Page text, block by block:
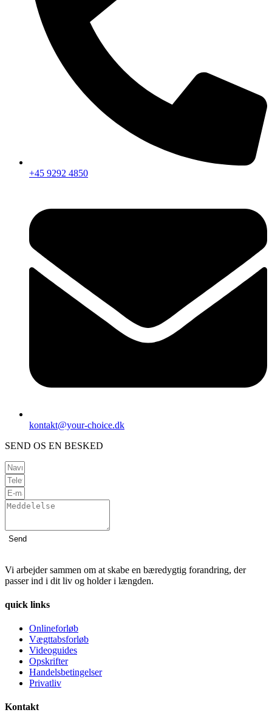
+45 9292 4850
kontakt@your-choice.dk
SEND OS EN BESKED
Send
Vi arbejder sammen om at skabe en bæredygtig forandring, der
passer ind i dit liv og holder i længden.
quick links
Onlineforløb
Vægttabsforløb
Videoguides
Opskrifter
Handelsbetingelser
Privatliv
Kontakt